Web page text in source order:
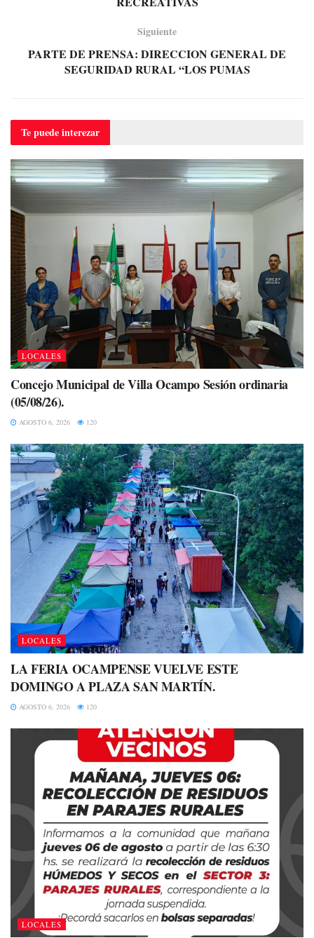
Siguiente
PARTE DE PRENSA: DIRECCION GENERAL DE
SEGURIDAD RURAL “LOS PUMAS
Te puedeinterezar
LOCALES
Concejo Municipal de Villa Ocampo Sesión ordinaria
(05/08/26).
AGOSTO 6, 2026 120
LOCALES
LA FERIA OCAMPENSE VUELVE ESTE
DOMINGO A PLAZA SAN MARTÍN.
AGOSTO 6, 2026 120
LOCALES